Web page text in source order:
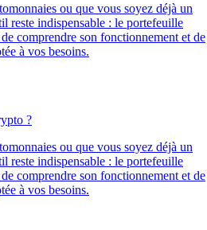
ou que vous soyez déjà un
reste indispensable : le portefeuille
comprendre son fonctionnement et de
à vos besoins.
?
ou que vous soyez déjà un
reste indispensable : le portefeuille
comprendre son fonctionnement et de
à vos besoins.